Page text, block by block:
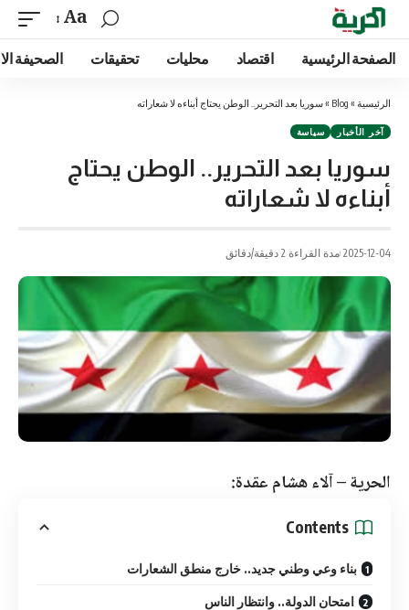
Aa
الصفحة الرئيسية اقتصاد محليات تحقيقات الصحيفة
الرئيسية »
Blog
»سوريا بعد التحرير.. الوطن يحتاج أبناءه لا شعاراته
آخر الأخبار سياسة
سوريا بعد التحرير.. الوطن يحتاج
أبناءه لا شعاراته
2025-12-04 مدة القراءة 2 دقيقة/دقائق
الحرية – آلاء هشام عقدة:
Contents
بناء وعي وطني جديد.. خارج منطق الشعارات
امتحان الدولة.. وانتظار الناس